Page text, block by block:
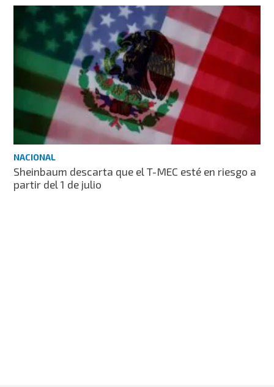
NACIONAL
Sheinbaum descarta que el T-MEC esté en riesgo a
partir del 1 de julio